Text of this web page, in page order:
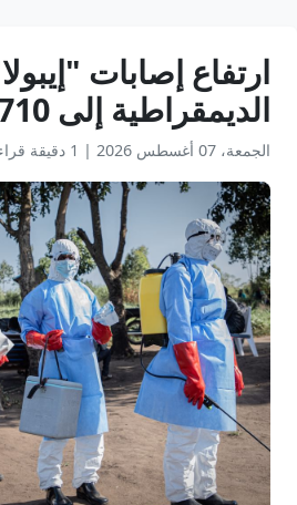
ارتفاع إصابات
الديمقراطية إلى 710 حالات
الجمعة، 07 أغسطس 2026 | 1 دقيقة قراءة